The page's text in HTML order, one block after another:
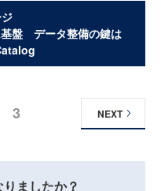
盤 データ整備の鍵は
3 NEXT
ましたか？